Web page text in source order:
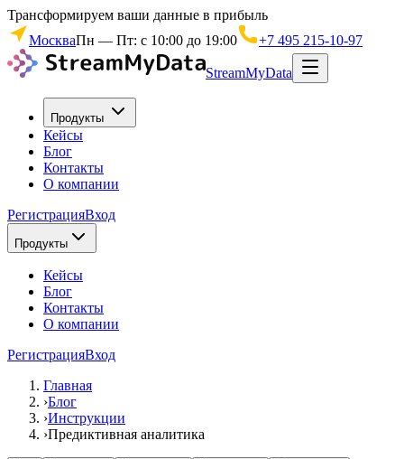
Трансформируем ваши данные в прибыль
МоскваПн — Пт: с 10:00 до 19:00 +7 495 215-10-97
StreamMyData
Продукты
Кейсы
Блог
Контакты
О компании
РегистрацияВход
Продукты
Кейсы
Блог
Контакты
О компании
РегистрацияВход
Главная
›Блог
›Инструкции
›Предиктивная аналитика